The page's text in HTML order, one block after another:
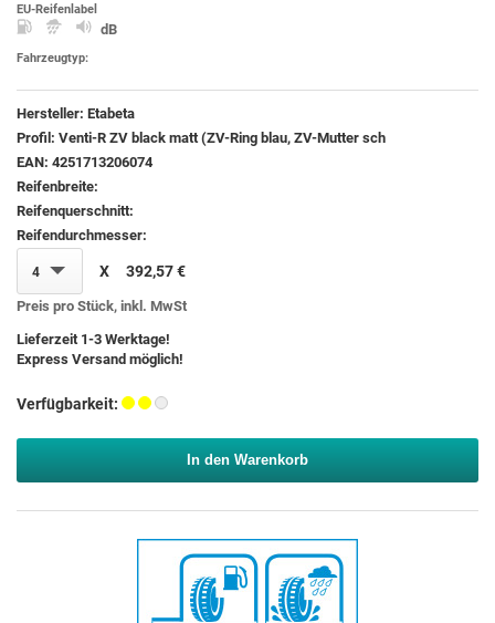
EU-Reifenlabel
dB
Fahrzeugtyp:
Hersteller: Etabeta
Profil: Venti-R ZV black matt (ZV-Ring blau, ZV-Mutter sch
EAN: 4251713206074
Reifenbreite:
Reifenquerschnitt:
Reifendurchmesser:
4 X 392,57 €
Preis pro Stück, inkl. MwSt
Lieferzeit 1-3 Werktage!
Express Versand möglich!
Verfügbarkeit:
In den Warenkorb